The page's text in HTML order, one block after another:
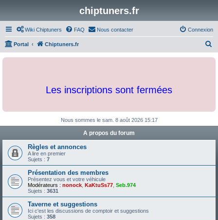
chiptuners.fr
Wiki Chiptuners FAQ Nous contacter Connexion
Portal Chiptuners.fr
c
h
Les inscriptions sont fermées
Nous sommes le sam. 8 août 2026 15:17
A propos du forum
Règles et annonces
A lire en premier
Sujets : 7
Présentation des membres
Présentez vous et votre véhicule
Modérateurs : nonock KaKtuSs77 Seb.974
Sujets : 3631
Taverne et suggestions
Ici c'est les discussions de comptoir et suggestions
Sujets : 358